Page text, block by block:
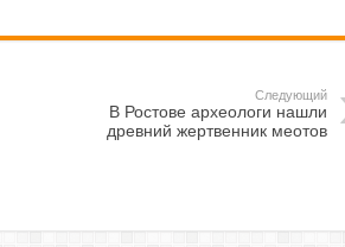
Следующий
В Ростове археологи нашли
древний жертвенник меотов